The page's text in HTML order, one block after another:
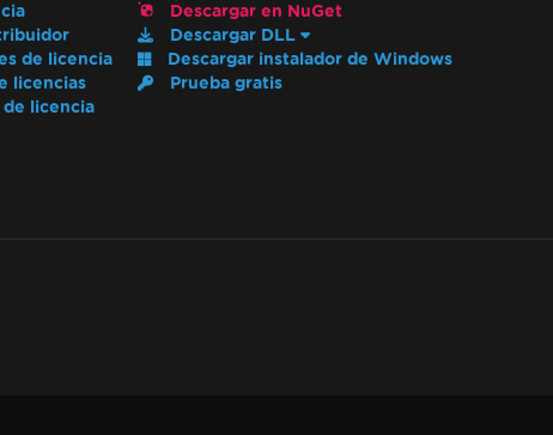
de licencia
licencias
de licencia
Descargar en NuGet
Descargar DLL
Descargar instalador de Windows
Prueba gratis